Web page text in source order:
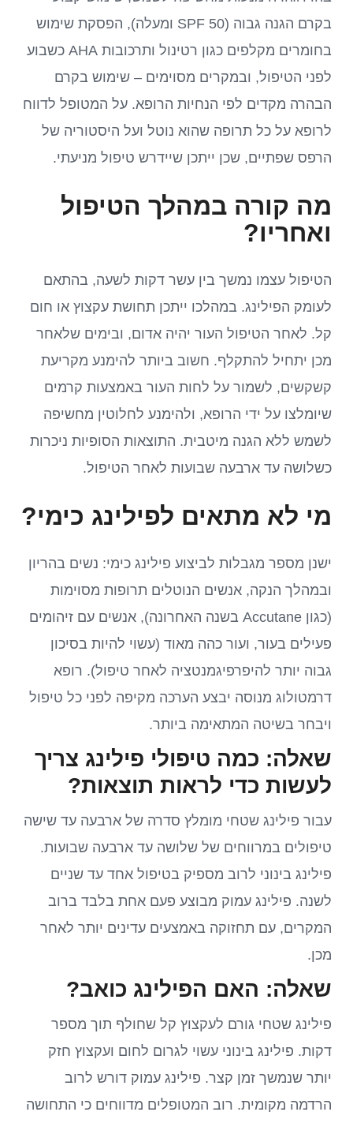
בקרם הגנה גבוה (SPF 50 ומעלה), הפסקת שימוש
בחומרים מקלפים כגון רטינול ותרכובות AHA כשבוע
לפני הטיפול, ובמקרים מסוימים – שימוש בקרם
הבהרה מקדים לפי הנחיות הרופא. על המטופל לדווח
לרופא על כל תרופה שהוא נוטל ועל היסטוריה של
הרפס שפתיים, שכן ייתכן שיידרש טיפול מניעתי.
מה קורה במהלך הטיפול
ואחריו?
הטיפול עצמו נמשך בין עשר דקות לשעה, בהתאם
לעומק הפילינג. במהלכו ייתכן תחושת עקצוץ או חום
קל. לאחר הטיפול העור יהיה אדום, ובימים שלאחר
מכן יתחיל להתקלף. חשוב ביותר להימנע מקריעת
קשקשים, לשמור על לחות העור באמצעות קרמים
שיומלצו על ידי הרופא, ולהימנע לחלוטין מחשיפה
לשמש ללא הגנה מיטבית. התוצאות הסופיות ניכרות
כשלושה עד ארבעה שבועות לאחר הטיפול.
מי לא מתאים לפילינג כימי?
ישנן מספר מגבלות לביצוע פילינג כימי: נשים בהריון
ובמהלך הנקה, אנשים הנוטלים תרופות מסוימות
(כגון Accutane בשנה האחרונה), אנשים עם זיהומים
פעילים בעור, ועור כהה מאוד (עשוי להיות בסיכון
גבוה יותר להיפרפיגמנטציה לאחר טיפול). רופא
דרמטולוג מנוסה יבצע הערכה מקיפה לפני כל טיפול
ויבחר בשיטה המתאימה ביותר.
שאלה: כמה טיפולי פילינג צריך
לעשות כדי לראות תוצאות?
עבור פילינג שטחי מומלץ סדרה של ארבעה עד שישה
טיפולים במרווחים של שלושה עד ארבעה שבועות.
פילינג בינוני לרוב מספיק בטיפול אחד עד שניים
לשנה. פילינג עמוק מבוצע פעם אחת בלבד ברוב
המקרים, עם תחזוקה באמצעים עדינים יותר לאחר
מכן.
שאלה: האם הפילינג כואב?
פילינג שטחי גורם לעקצוץ קל שחולף תוך מספר
דקות. פילינג בינוני עשוי לגרום לחום ועקצוץ חזק
יותר שנמשך זמן קצר. פילינג עמוק דורש לרוב
הרדמה מקומית. רוב המטופלים מדווחים כי התחושה